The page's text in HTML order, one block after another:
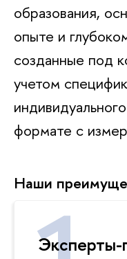
образования,
опыте и
созданные под
учетом
формате с
Наши
Эксперты-